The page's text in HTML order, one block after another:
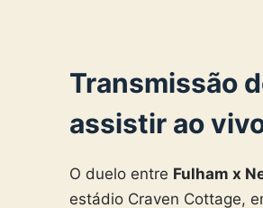
Transmissão
assistir ao
O duelo entre Fulham x
estádio Craven Cottage,